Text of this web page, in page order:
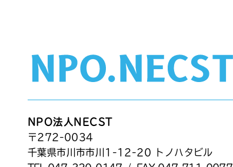
NPO法人NECST
〒272-0034
千葉県市川市市川1-12-20 トノハタビル